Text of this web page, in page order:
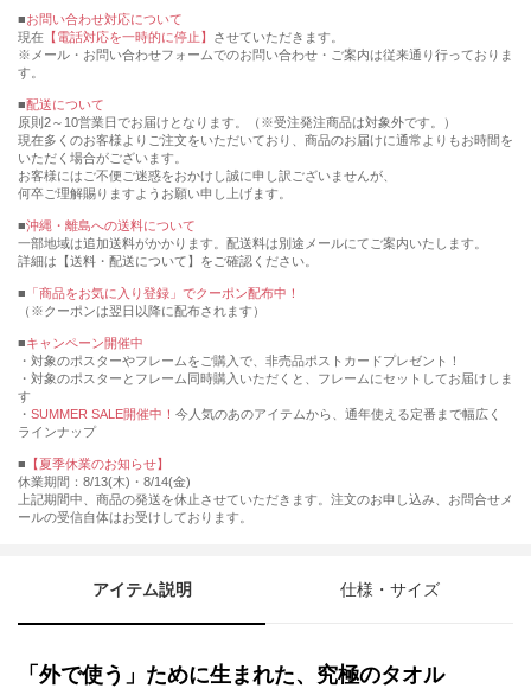
■お問い合わせ対応について
現在 【電話対応を一時的に停止】 させていただきます。
※メール・お問い合わせフォームでのお問い合わせ・ご案内は従来通り行っておりま
す。
■配送について
原則2～10営業日でお届けとなります。（※受注発注商品は対象外です。）
現在多くのお客様よりご注文をいただいており、商品のお届けに通常よりもお時間を
いただく場合がございます。
お客様にはご不便ご迷惑をおかけし誠に申し訳ございませんが、
何卒ご理解賜りますようお願い申し上げます。
■沖縄・離島への送料について
一部地域は追加送料がかかります。配送料は別途メールにてご案内いたします。
詳細は【送料・配送について】をご確認ください。
■ 「商品をお気に入り登録」でクーポン配布中！
（※クーポンは翌日以降に配布されます）
■キャンペーン開催中
・対象のポスターやフレームをご購入で、非売品ポストカードプレゼント！
・対象のポスターとフレーム同時購入いただくと、フレームにセットしてお届けしま
す
・ SUMMER SALE開催中！ 今人気のあのアイテムから、通年使える定番まで幅広く
ラインナップ
■ 【夏季休業のお知らせ】
休業期間：8/13(木)・8/14(金)
上記期間中、商品の発送を休止させていただきます。注文のお申し込み、お問合せメ
ールの受信自体はお受けしております。
アイテム説明 仕様・サイズ
「外で使う」ために生まれた、究極のタオル